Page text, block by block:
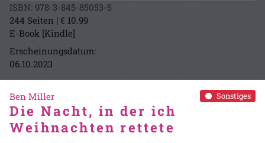
ISBN: 978-3-845-85053-5
244 Seiten | € 10.99
E-Book [Kindle]
Erscheinungsdatum:
06.10.2023
Sonstiges
Ben Miller
Die Nacht, in der ich
Weihnachten rettete